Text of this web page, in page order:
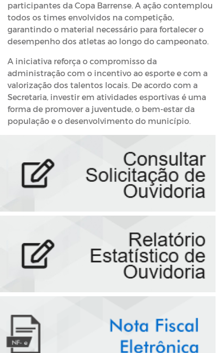
participantes da Copa Barrense. A ação contemplou
todos os times envolvidos na competição,
garantindo o material necessário para fortalecer o
desempenho dos atletas ao longo do campeonato.
A iniciativa reforça o compromisso da
administração com o incentivo ao esporte e com a
valorização dos talentos locais. De acordo com a
Secretaria, investir em atividades esportivas é uma
forma de promover a juventude, o bem-estar da
população e o desenvolvimento do município.